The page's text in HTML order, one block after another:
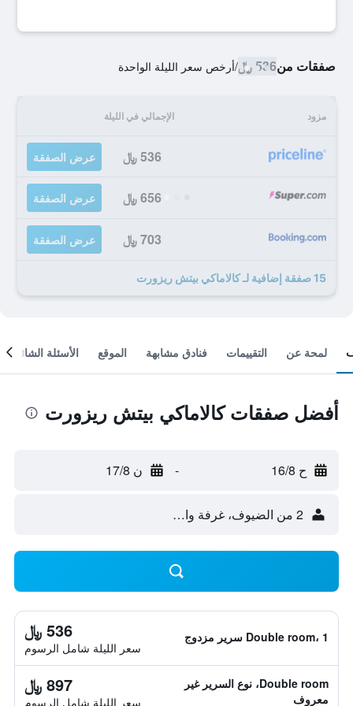
صفقات من536 ﷼ /أرخص سعر الليلة الواحدة
مزود الإجمالي في الليلة
536 ﷼ عرض الصفقة
656 ﷼ عرض الصفقة
703 ﷼ عرض الصفقة
15 صفقة إضافية لـ كالاماكي بيتش ريزورت
لمحة عن التقييمات فنادق مشابهة الموقع الأسئلة الشائعة
أفضل صفقات كالاماكي بيتش ريزورت
ح 16/8 - ن 17/8
2 من الضيوف، غرفة واحدة
Double room، 1 سرير مزدوج 536 ﷼
سعر الليلة شامل الرسوم
Double room، نوع السرير غير
معروف
897 ﷼
سعر الليلة شامل الرسوم